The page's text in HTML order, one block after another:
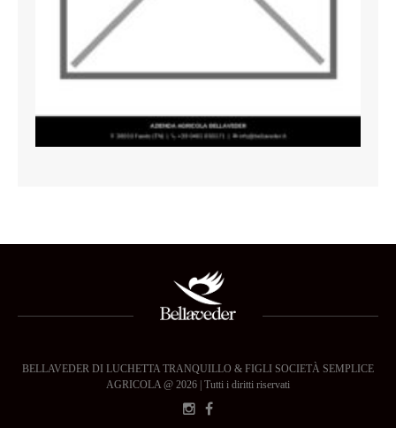
BELLAVEDER DI LUCHETTA TRANQUILLO & FIGLI SOCIETÀ SEMPLICE
AGRICOLA @ 2026 | Tutti i diritti riservati